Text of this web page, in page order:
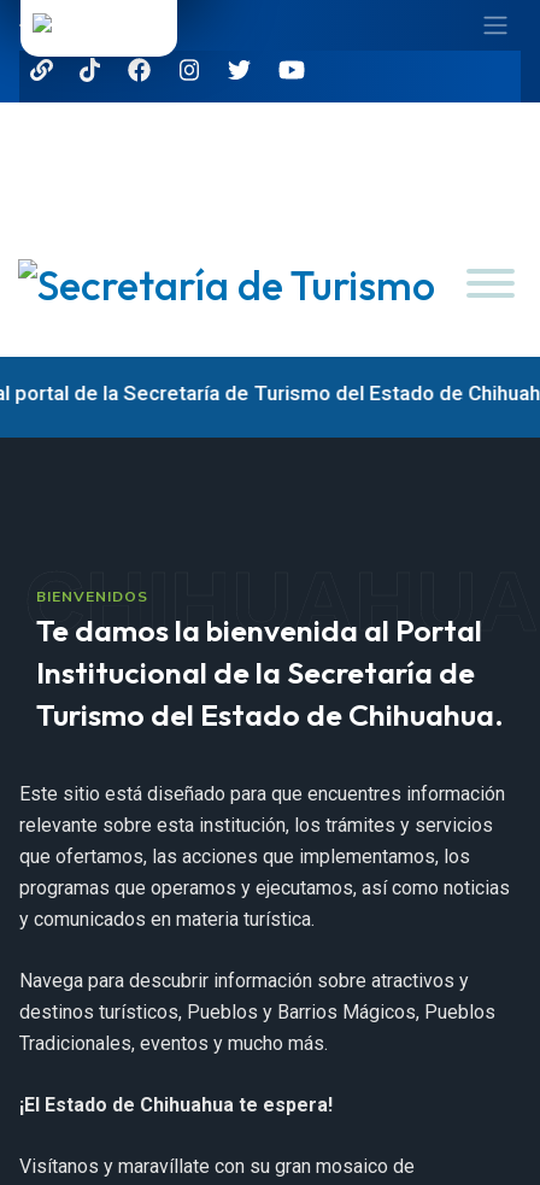
de la Secretaría de Turismo del Estado de
BIENVENIDOS
Te damos la bienvenida al Portal
Institucional de la Secretaría de
Turismo del Estado de Chihuahua.
CHIHUAHUA
Este sitio está diseñado para que encuentres información
relevante sobre esta institución, los trámites y servicios
que ofertamos, las acciones que implementamos, los
programas que operamos y ejecutamos, así como noticias
y comunicados en materia turística.
Navega para descubrir información sobre atractivos y
destinos turísticos, Pueblos y Barrios Mágicos, Pueblos
Tradicionales, eventos y mucho más.
¡El Estado de Chihuahua te espera!
Visítanos y maravíllate con su gran mosaico de